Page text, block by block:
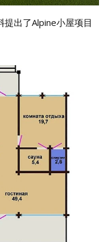
提出了Alpine小屋项目